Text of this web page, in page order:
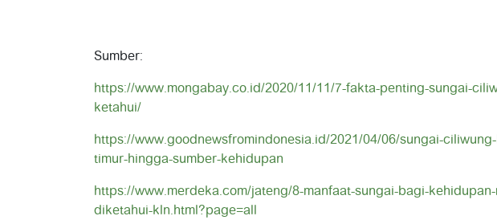
Sumber:
https://www.mongabay.co.id/2020/11/11/7-fakta-penting-sungai-
ketahui/
https://www.goodnewsfromindonesia.id/2021/04/06/sungai-
timur-hingga-sumber-kehidupan
https://www.merdeka.com/jateng/8-manfaat-sungai-bagi-
diketahui-kln.html?page=all